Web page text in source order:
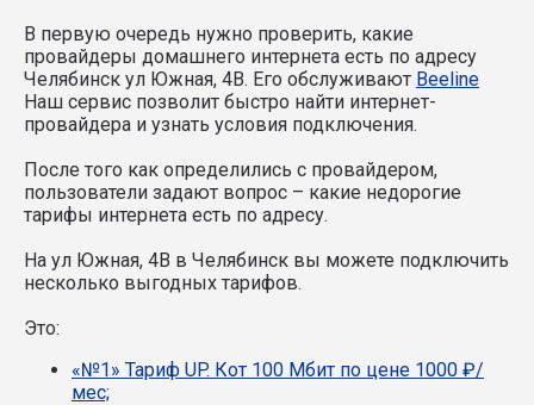
В первую очередь нужно проверить, какие
провайдеры домашнего интернета есть по адресу
Челябинск ул Южная, 4В. Его обслуживают Beeline
Наш сервис позволит быстро найти интернет-
провайдера и узнать условия подключения.
После того как определились с провайдером,
пользователи задают вопрос – какие недорогие
тарифы интернета есть по адресу.
На ул Южная, 4В в Челябинск вы можете подключить
несколько выгодных тарифов.
Это:
«№1» Тариф UP. Кот 100 Мбит по цене 1000 ₽/
мес;